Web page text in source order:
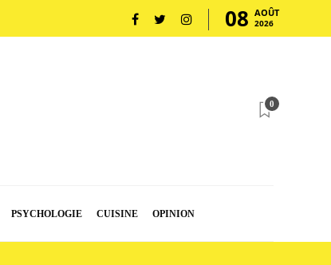
08 AOÛT
2026
0
PSYCHOLOGIE CUISINE OPINION